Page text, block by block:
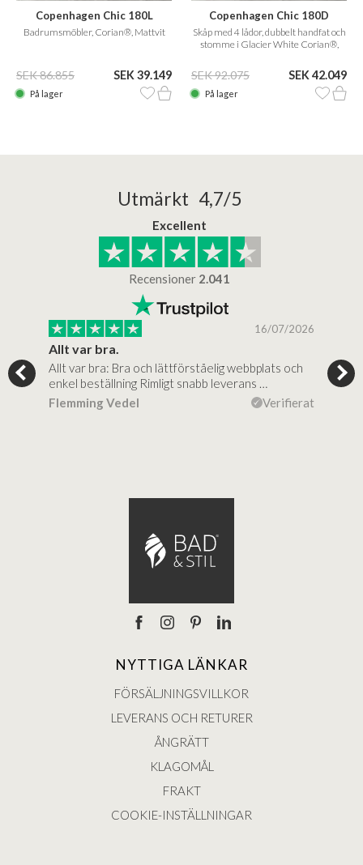
Copenhagen Chic 180L
Badrumsmöbler, Corian®, Mattvit
SEK 86.855 SEK 39.149
På lager
Copenhagen Chic 180D
Skåp med 4 lådor, dubbelt handfat och
stomme i Glacier White Corian®,
SEK 92.075 SEK 42.049
På lager
Utmärkt 4,7/5
Excellent
Recensioner 2.041
16/07/2026
Allt var bra.
Allt var bra: Bra och lättförståelig webbplats och
enkel beställning Rimligt snabb leverans …
Flemming Vedel
Verifierat
Jag
NYTTIGA LÄNKAR
FÖRSÄLJNINGSVILLKOR
LEVERANS OCH RETURER
ÅNGRÄTT
KLAGOMÅL
FRAKT
COOKIE-INSTÄLLNINGAR